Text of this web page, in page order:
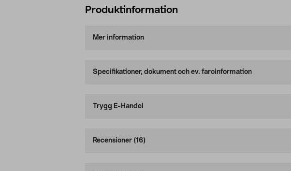
Produktinformation
Mer information
Specifikationer, dokument och ev. faroinformation
Trygg E-Handel
Recensioner (16)